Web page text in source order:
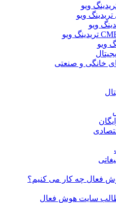
ویو
ویو
ویو
ویو
خانگی و صنعتی
فعال چه کار می کنیم؟
سایت هوش فعال